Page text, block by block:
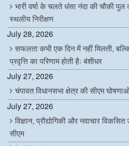
भारी वर्षा के चलते धंसा नंदा की चौकी
स्थलीय निरीक्षण
July 28, 2026
सफलता कभी एक दिन में नहीं मिलती,
प्रवृत्ति का परिणाम होती हैः बंशीधर
July 27, 2026
चंपावत विधानसभा क्षेत्र की सीएम
July 27, 2026
विज्ञान, प्रौद्योगिकी और नवाचार
सीएम